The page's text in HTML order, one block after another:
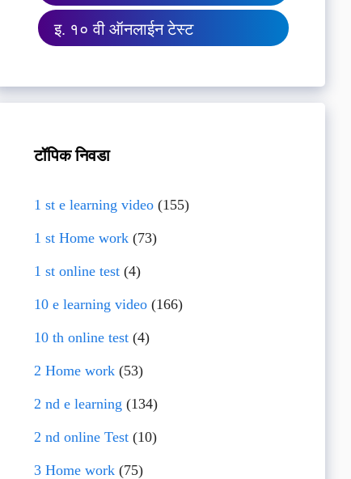
इ. १० वी ऑनलाईन टेस्ट
टॉपिक निवडा
1 st e learning video(155)
1 st Home work(73)
1 st online test(4)
10 e learning video(166)
10 th online test(4)
2 Home work(53)
2 nd e learning (134)
2 nd online Test(10)
3 Home work(75)